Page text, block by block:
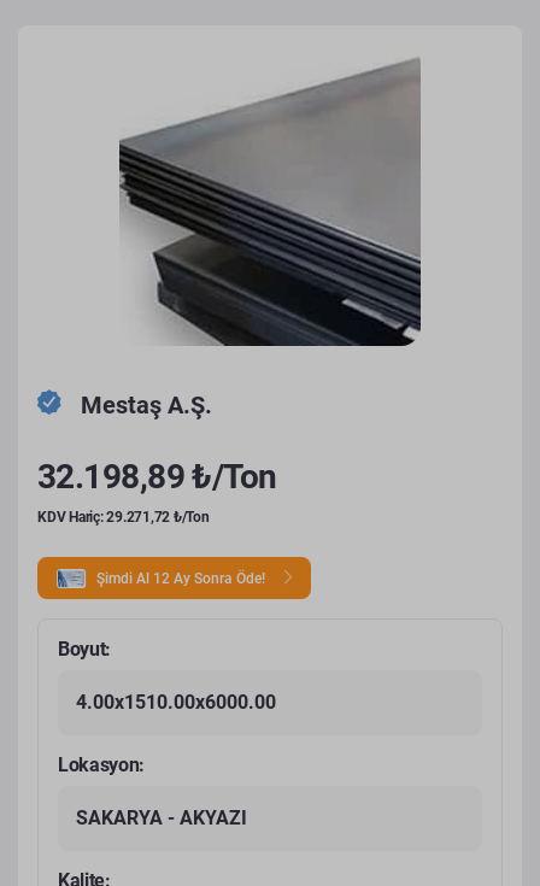
Mestaş A.Ş.
32.198,89 ₺/Ton
KDV Hariç: 29.271,72 ₺/Ton
Şimdi Al 12 Ay Sonra Öde!
Boyut:
4.00x1510.00x6000.00
Lokasyon:
SAKARYA - AKYAZI
Kalite: